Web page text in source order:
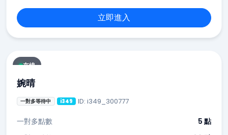
立即進入
在線
婉晴
一對多等待中 i349 ID: i349_300777
一對多點數
5 點